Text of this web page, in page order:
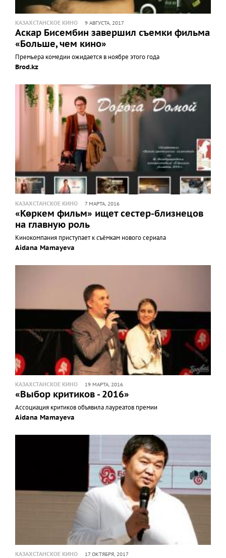
КАЗАХСТАНСКОЕ КИНО 9 АВГУСТА, 2017
Аскар Бисембин завершил съемки фильма
«Больше, чем кино»
Премьера комедии ожидается в ноябре этого года
Brod.kz
КАЗАХСТАНСКОЕ КИНО 7 МАРТА, 2016
«Көркем фильм» ищет сестер-близнецов
на главную роль
Кинокомпания приступает к съёмкам нового сериала
Aidana Mamayeva
КАЗАХСТАНСКОЕ КИНО 19 МАРТА, 2016
«Выбор критиков - 2016»
Ассоциация критиков объявила лауреатов премии
Aidana Mamayeva
КАЗАХСТАНСКОЕ КИНО 17 ОКТЯБРЯ, 2017